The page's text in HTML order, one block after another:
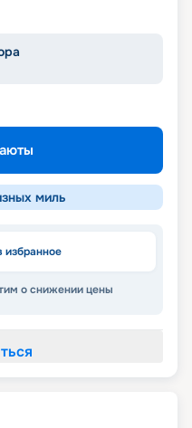
миль
избранное
о снижении цены